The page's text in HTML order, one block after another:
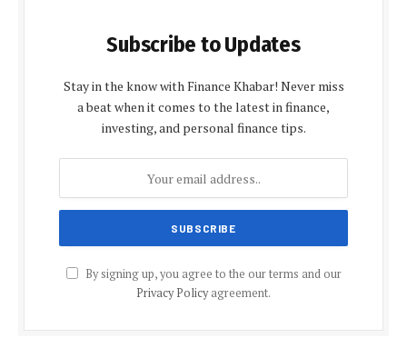
Subscribe to Updates
Stay in the know with Finance Khabar! Never miss
a beat when it comes to the latest in finance,
investing, and personal finance tips.
By signing up, you agree to the our terms and our
Privacy Policyagreement.